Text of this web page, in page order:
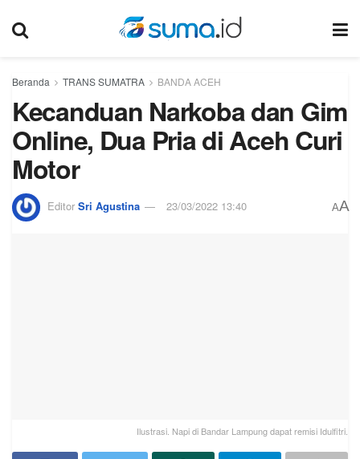
Beranda TRANS SUMATRA BANDA ACEH
Kecanduan Narkoba dan Gim
Online, Dua Pria di Aceh Curi
Motor
Editor Sri Agustina 23/03/2022 13:40 AA
Ilustrasi. Napi di Bandar Lampung dapat remisi Idulfitri.